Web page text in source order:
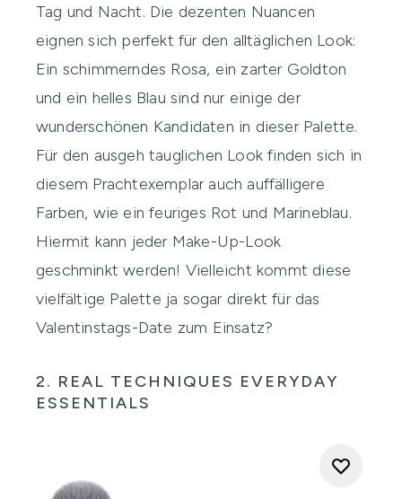
Tag und Nacht. Die dezenten Nuancen
eignen sich perfekt für den alltäglichen Look:
Ein schimmerndes Rosa, ein zarter Goldton
und ein helles Blau sind nur einige der
wunderschönen Kandidaten in dieser Palette.
Für den ausgeh tauglichen Look finden sich in
diesem Prachtexemplar auch auffälligere
Farben, wie ein feuriges Rot und Marineblau.
Hiermit kann jeder Make-Up-Look
geschminkt werden! Vielleicht kommt diese
vielfältige Palette ja sogar direkt für das
Valentinstags-Date zum Einsatz?
2. REAL TECHNIQUES EVERYDAY
ESSENTIALS